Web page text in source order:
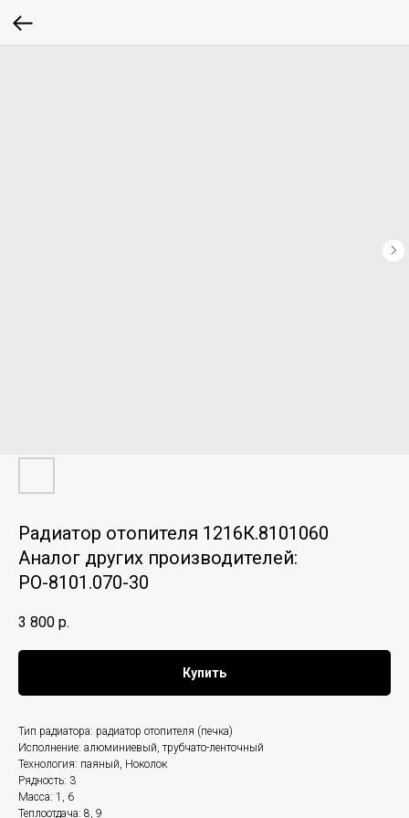
Радиатор отопителя 1216К.8101060
Аналог других производителей:
РО-8101.070-30
3 800 р.
Купить
Тип радиатора: радиатор отопителя (печка)
Исполнение: алюминиевый, трубчато-ленточный
Технология: паяный, Ноколок
Рядность: 3
Масса: 1, 6
Теплоотдача: 8, 9